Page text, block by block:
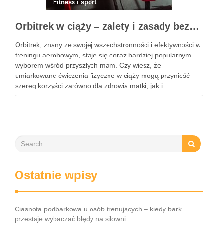
Fitness i sport
Orbitrek w ciąży – zalety i zasady bezpiecznych ćwiczeń
Orbitrek, znany ze swojej wszechstronności i efektywności w
treningu aerobowym, staje się coraz bardziej popularnym
wyborem wśród przyszłych mam. Czy wiesz, że
umiarkowane ćwiczenia fizyczne w ciąży mogą przynieść
szereg korzyści zarówno dla zdrowia matki, jak i
rozwijającego się dziecka? Właściwie dobrany program
Ostatnie wpisy
Ciasnota podbarkowa u osób trenujących – kiedy bark
przestaje wybaczać błędy na siłowni